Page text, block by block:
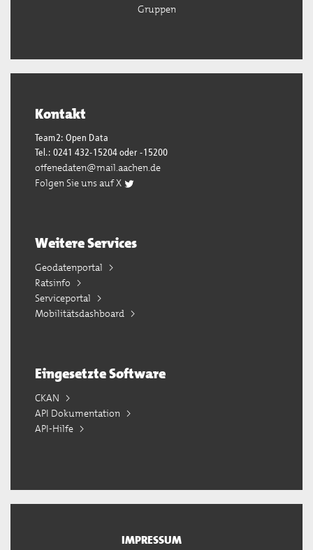
Gruppen
Kontakt
Team2: Open Data
Tel.: 0241 432-15204 oder -15200
offenedaten@mail.aachen.de
Folgen Sie uns auf X
Weitere Services
Geodatenportal
Ratsinfo
Serviceportal
Mobilitätsdashboard
Eingesetzte Software
CKAN
API Dokumentation
API-Hilfe
IMPRESSUM